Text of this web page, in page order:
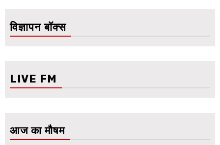
विज्ञापन बॉक्स
LIVE FM
आज का मौषम